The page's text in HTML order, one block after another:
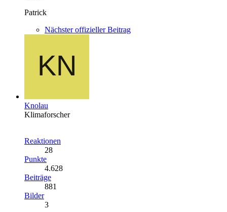
Patrick
Nächster offizieller Beitrag
Knolau
Klimaforscher
Reaktionen
28
Punkte
4.628
Beiträge
881
Bilder
3